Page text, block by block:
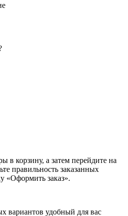
в корзину, а затем перейдите на
правильность заказанных
«Оформить заказ».
вариантов удобный для вас